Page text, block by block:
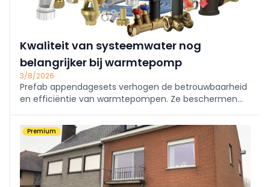
Kwaliteit van systeemwater nog
belangrijker bij warmtepomp
3/8/2026
Prefab appendagesets verhogen de betrouwbaarheid
en efficiëntie van warmtepompen. Ze beschermen
installatietijd en zorgen voor optimale prestaties en
een langere levensduur van de installatie.
Premium